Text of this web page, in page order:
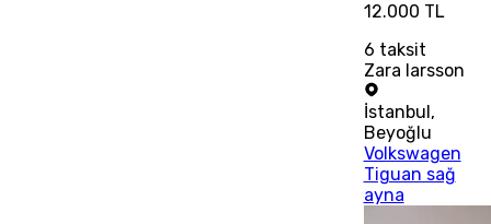
12.000 TL
6 taksit
Zara larsson
İstanbul ,
Beyoğlu
Volkswagen
Tiguan sağ
ayna